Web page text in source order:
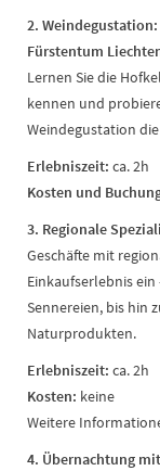
2.
Fürstentum
Lernen Sie die
kennen und
Weindegustation
Erlebniszeit: ca. 2h
Kosten und
3. Regionale
Geschäfte mit
Einkaufserlebnis
Sennereien, bis hin
Naturprodukten.
Erlebniszeit: ca. 2h
Kosten: keine
Weitere
4. Übernachtung